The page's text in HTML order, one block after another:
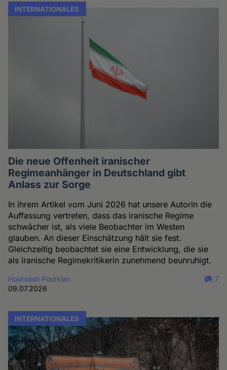
INTERNATIONALES
Die neue Offenheit iranischer
Regimeanhänger in Deutschland gibt
Anlass zur Sorge
In ihrem Artikel vom Juni 2026 hat unsere Autorin die
Auffassung vertreten, dass das iranische Regime
schwächer ist, als viele Beobachter im Westen
glauben. An dieser Einschätzung hält sie fest.
Gleichzeitig beobachtet sie eine Entwicklung, die sie
als iranische Regimekritikerin zunehmend beunruhigt.
Hourvash Pourkian
09.07.2026
7
INTERNATIONALES